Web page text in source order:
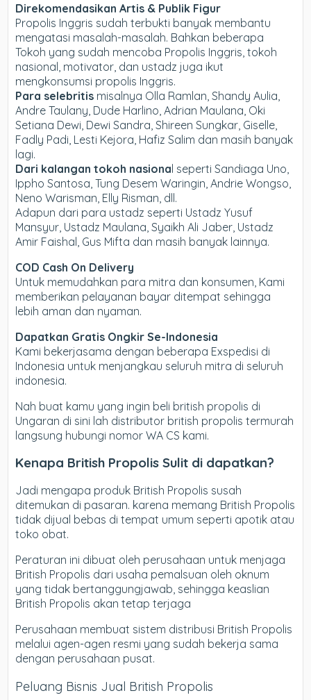
Direkomendasikan Artis & Publik Figur
Propolis Inggris sudah terbukti banyak membantu
mengatasi masalah-masalah. Bahkan beberapa
Tokoh yang sudah mencoba Propolis Inggris, tokoh
nasional, motivator, dan ustadz juga ikut
mengkonsumsi propolis Inggris.
Para selebritis misalnya Olla Ramlan, Shandy Aulia,
Andre Taulany, Dude Harlino, Adrian Maulana, Oki
Setiana Dewi, Dewi Sandra, Shireen Sungkar, Giselle,
Fadly Padi, Lesti Kejora, Hafiz Salim dan masih banyak
lagi.
Dari kalangan tokoh nasional seperti Sandiaga Uno,
Ippho Santosa, Tung Desem Waringin, Andrie Wongso,
Neno Warisman, Elly Risman, dll.
Adapun dari para ustadz seperti Ustadz Yusuf
Mansyur, Ustadz Maulana, Syaikh Ali Jaber, Ustadz
Amir Faishal, Gus Mifta dan masih banyak lainnya.
COD Cash On Delivery
Untuk memudahkan para mitra dan konsumen, Kami
memberikan pelayanan bayar ditempat sehingga
lebih aman dan nyaman.
Dapatkan Gratis Ongkir Se-Indonesia
Kami bekerjasama dengan beberapa Exspedisi di
Indonesia untuk menjangkau seluruh mitra di seluruh
indonesia.
Nah buat kamu yang ingin beli british propolis di
Ungaran di sini lah distributor british propolis termurah
langsung hubungi nomor WA CS kami.
Kenapa British Propolis Sulit di dapatkan?
Jadi mengapa produk British Propolis susah
ditemukan di pasaran. karena memang British Propolis
tidak dijual bebas di tempat umum seperti apotik atau
toko obat.
Peraturan ini dibuat oleh perusahaan untuk menjaga
British Propolis dari usaha pemalsuan oleh oknum
yang tidak bertanggungjawab, sehingga keaslian
British Propolis akan tetap terjaga
Perusahaan membuat sistem distribusi British Propolis
melalui agen-agen resmi yang sudah bekerja sama
dengan perusahaan pusat.
Peluang Bisnis Jual British Propolis